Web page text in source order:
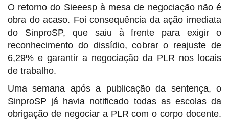
O retorno do Sieeesp à mesa de negociação não é
obra do acaso. Foi consequência da ação imediata
do SinproSP, que saiu à frente para exigir o
reconhecimento do dissídio, cobrar o reajuste de
6,29% e garantir a negociação da PLR nos locais
de trabalho.
Uma semana após a publicação da sentença, o
SinproSP já havia notificado todas as escolas da
obrigação de negociar a PLR com o corpo docente.